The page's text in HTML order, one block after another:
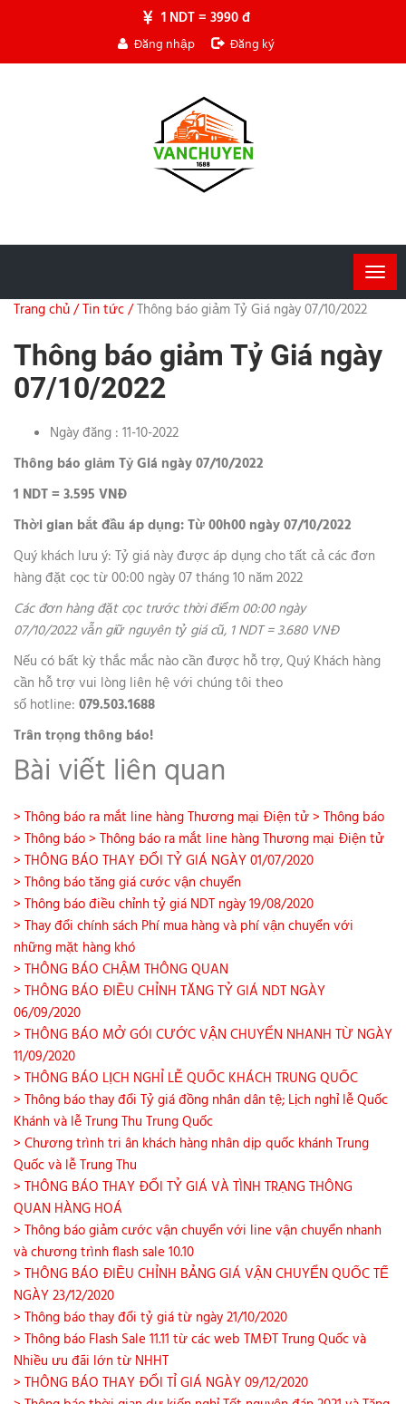
1 NDT = 3990 đ
Đăng nhập Đăng ký
Trang chủ /Tin tức /Thông báo giảm Tỷ Giá ngày 07/10/2022
Thông báo giảm Tỷ Giá ngày
07/10/2022
Ngày đăng : 11-10-2022
Thông báo giảm Tỷ Giá ngày 07/10/2022
1 NDT = 3.595 VNĐ
Thời gian bắt đầu áp dụng: Từ 00h00 ngày 07/10/2022
Quý khách lưu ý: Tỷ giá này được áp dụng cho tất cả các đơn
hàng đặt cọc từ 00:00 ngày 07 tháng 10 năm 2022
Các đơn hàng đặt cọc trước thời điểm 00:00 ngày
07/10/2022 vẫn giữ nguyên tỷ giá cũ, 1 NDT = 3.680 VNĐ
Nếu có bất kỳ thắc mắc nào cần được hỗ trợ, Quý Khách hàng
cần hỗ trợ vui lòng liên hệ với chúng tôi theo
số hotline: 079.503.1688
Trân trọng thông báo!
Bài viết liên quan
> Thông báo ra mắt line hàng Thương mại Điện tử> Thông báo
> Thông báo> Thông báo ra mắt line hàng Thương mại Điện tử
> THÔNG BÁO THAY ĐỔI TỶ GIÁ NGÀY 01/07/2020
> Thông báo tăng giá cước vận chuyển
> Thông báo điều chỉnh tỷ giá NDT ngày 19/08/2020
> Thay đổi chính sách Phí mua hàng và phí vận chuyển với
những mặt hàng khó
> THÔNG BÁO CHẬM THÔNG QUAN
> THÔNG BÁO ĐIỀU CHỈNH TĂNG TỶ GIÁ NDT NGÀY
06/09/2020
> THÔNG BÁO MỞ GÓI CƯỚC VẬN CHUYỂN NHANH TỪ NGÀY
11/09/2020
> THÔNG BÁO LỊCH NGHỈ LỄ QUỐC KHÁCH TRUNG QUỐC
> Thông báo thay đổi Tỷ giá đồng nhân dân tệ; Lịch nghỉ lễ Quốc
Khánh và lễ Trung Thu Trung Quốc
> Chương trình tri ân khách hàng nhân dịp quốc khánh Trung
Quốc và lễ Trung Thu
> THÔNG BÁO THAY ĐỔI TỶ GIÁ VÀ TÌNH TRẠNG THÔNG
QUAN HÀNG HOÁ
> Thông báo giảm cước vận chuyển với line vận chuyển nhanh
và chương trình flash sale 10.10
> THÔNG BÁO ĐIỀU CHỈNH BẢNG GIÁ VẬN CHUYỂN QUỐC TẾ
NGÀY 23/12/2020
> Thông báo thay đổi tỷ giá từ ngày 21/10/2020
> Thông báo Flash Sale 11.11 từ các web TMĐT Trung Quốc và
Nhiều ưu đãi lớn từ NHHT
> THÔNG BÁO THAY ĐỔI TỈ GIÁ NGÀY 09/12/2020